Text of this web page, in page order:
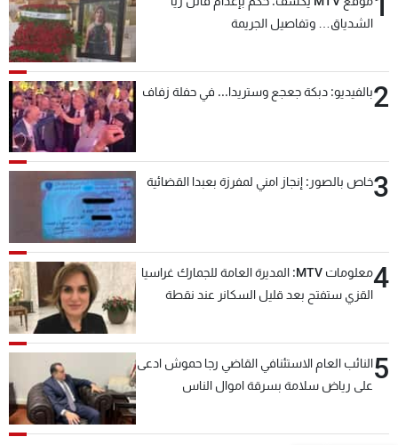
الشدياق… وتفاصيل الجريمة
2بالفيديو: دبكة جعجع وستريدا... في حفلة زفاف
3خاص بالصور: إنجاز امني لمفرزة بعبدا القضائية
4
معلومات MTV: المديرة العامة للجمارك غراسيا
القزي ستفتح بعد قليل السكانر عند نقطة
السعودية والدول العربية
5النائب العام الاستئنافي القاضي رجا حموش ادعى
على رياض سلامة بسرقة اموال الناس